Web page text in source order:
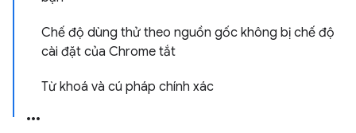
Chế độ dùng thử theo nguồn gốc không bị chế độ
cài đặt của Chrome tắt
Từ khoá và cú pháp chính xác